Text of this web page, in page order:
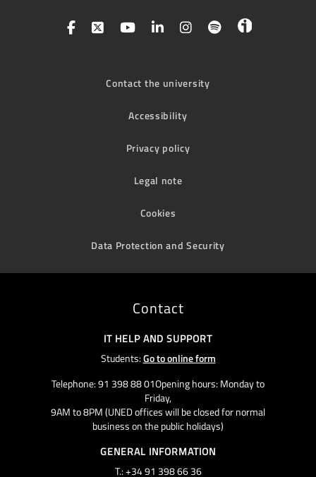
Contact the university
Accessibility
Privacy policy
Legal note
Cookies
Data Protection and Security
Contact
IT HELP AND SUPPORT
Students:Go to online form
Telephone: 91 398 88 01Opening hours: Monday to
Friday,
9AM to 8PM (UNED offices will be closed for normal
business on the public holidays)
GENERAL INFORMATION
T.: +34 91 398 66 36